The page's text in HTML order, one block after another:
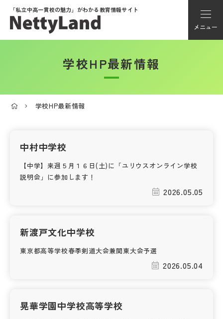
「私立中高一貫校の魅力」がわかる教育情報サイト
メニュー
アカウント登録
学校選び
学校動画
よみもの
学校HP最新情報
学校HP最新情報
中村中学校
【中学】来週５月１６日(土)に「ユリウスオンライン学校
説明会」に参加します！
2026.05.05
新渡戸文化中学校
東京都高等学校春季剣道大会兼関東大会予選
2026.05.04
晃華学園中学校高等学校